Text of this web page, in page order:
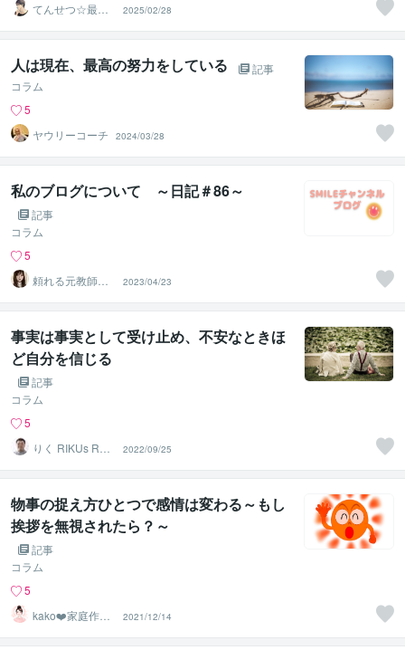
てんせつ☆最適
ライフをサポー
トする
2025/02/28
人は現在、最高の努力をしている
記事
コラム
5
ヤウリーコーチ
2024/03/28
私のブログについて ～日記＃86～
記事
コラム
5
頼れる元教師✨
そら✨寄り添い
人
2023/04/23
事実は事実として受け止め、不安なときほ
ど自分を信じる
記事
コラム
5
りく RIKUs ROO
M
2022/09/25
物事の捉え方ひとつで感情は変わる～もし
挨拶を無視されたら？～
記事
コラム
5
kako❤️家庭作業
療法士☆ママに
笑顔を
2021/12/14